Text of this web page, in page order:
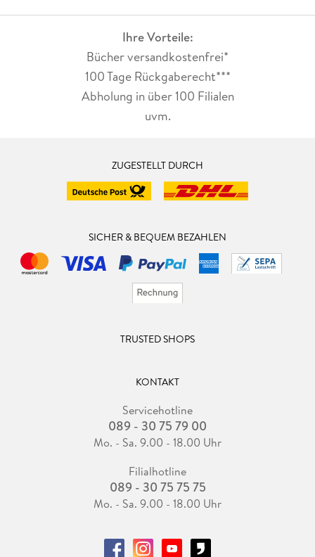
Ihre Vorteile:
Bücher versandkostenfrei*
100 Tage Rückgaberecht***
Abholung in über 100 Filialen
uvm.
ZUGESTELLT DURCH
SICHER & BEQUEM BEZAHLEN
TRUSTED SHOPS
KONTAKT
Servicehotline
089 - 30 75 79 00
Mo. - Sa. 9.00 - 18.00 Uhr
Filialhotline
089 - 30 75 75 75
Mo. - Sa. 9.00 - 18.00 Uhr